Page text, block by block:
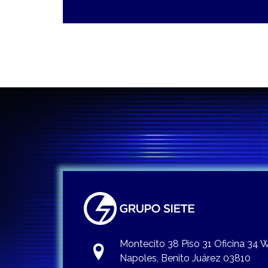
Montecito 38 Piso 31 Oficina 34
Napoles, Benito Juárez 03810